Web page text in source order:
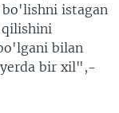
istagan
bilan
bir xil",-